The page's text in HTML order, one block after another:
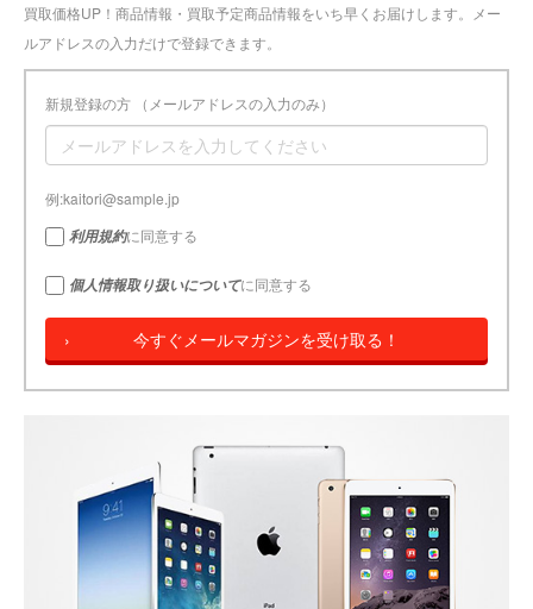
買取価格UP！商品情報・買取予定商品情報をいち早くお届けします。メー
ルアドレスの入力だけで登録できます。
新規登録の方 （メールアドレスの入力のみ）
例:kaitori@sample.jp
利用規約に同意する
個人情報取り扱いについてに同意する
今すぐメールマガジンを受け取る！